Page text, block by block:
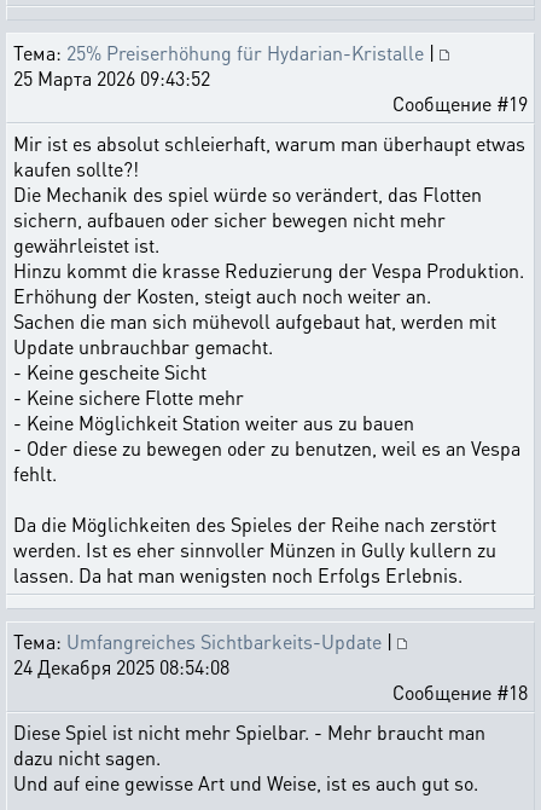
Тема: 25% Preiserhöhung für Hydarian-Kristalle |
25 Марта 2026 09:43:52
Сообщение #19
Mir ist es absolut schleierhaft, warum man überhaupt etwas
kaufen sollte?!
Die Mechanik des spiel würde so verändert, das Flotten
sichern, aufbauen oder sicher bewegen nicht mehr
gewährleistet ist.
Hinzu kommt die krasse Reduzierung der Vespa Produktion.
Erhöhung der Kosten, steigt auch noch weiter an.
Sachen die man sich mühevoll aufgebaut hat, werden mit
Update unbrauchbar gemacht.
- Keine gescheite Sicht
- Keine sichere Flotte mehr
- Keine Möglichkeit Station weiter aus zu bauen
- Oder diese zu bewegen oder zu benutzen, weil es an Vespa
fehlt.
Da die Möglichkeiten des Spieles der Reihe nach zerstört
werden. Ist es eher sinnvoller Münzen in Gully kullern zu
lassen. Da hat man wenigsten noch Erfolgs Erlebnis.
Тема: Umfangreiches Sichtbarkeits-Update |
24 Декабря 2025 08:54:08
Сообщение #18
Diese Spiel ist nicht mehr Spielbar. - Mehr braucht man
dazu nicht sagen.
Und auf eine gewisse Art und Weise, ist es auch gut so.